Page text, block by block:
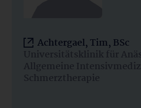
Achtergael, Tim, BSc
Universitätsklinik für
Allgemeine
Schmerztherapie